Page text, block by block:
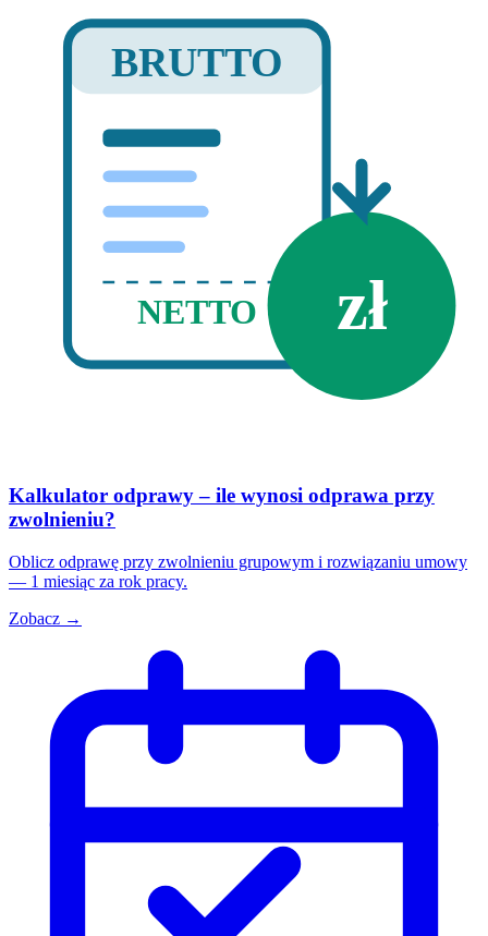
BRUTTO
NETTO zł
Kalkulator odprawy – ile wynosi odprawa przy
zwolnieniu?
Oblicz odprawę przy zwolnieniu grupowym i rozwiązaniu umowy
— 1 miesiąc za rok pracy.
Zobacz →